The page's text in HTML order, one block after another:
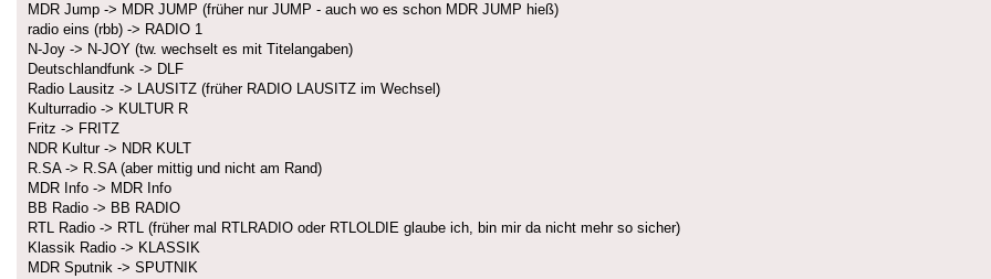
MDR Jump -> MDR JUMP (früher nur JUMP - auch wo es schon MDR JUMP hieß)
radio eins (rbb) -> RADIO 1
N-Joy -> N-JOY (tw. wechselt es mit Titelangaben)
Deutschlandfunk -> DLF
Radio Lausitz -> LAUSITZ (früher RADIO LAUSITZ im Wechsel)
Kulturradio -> KULTUR R
Fritz -> FRITZ
NDR Kultur -> NDR KULT
R.SA -> R.SA (aber mittig und nicht am Rand)
MDR Info -> MDR Info
BB Radio -> BB RADIO
RTL Radio -> RTL (früher mal RTLRADIO oder RTLOLDIE glaube ich, bin mir da nicht mehr so sicher)
Klassik Radio -> KLASSIK
MDR Sputnik -> SPUTNIK